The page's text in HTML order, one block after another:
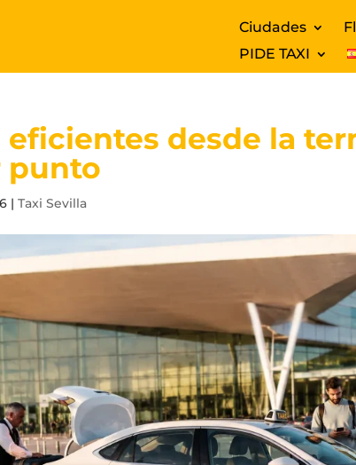
Ciudades
PIDE TAXI
eficientes desde la
punto
|Taxi Sevilla